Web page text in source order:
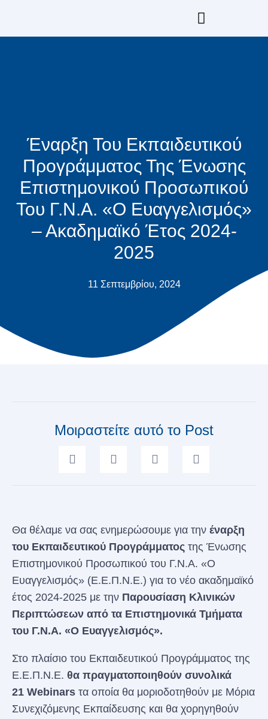
Έναρξη Του Εκπαιδευτικού
Προγράμματος Της Ένωσης
Επιστημονικού Προσωπικού
Του Γ.Ν.Α. «Ο Ευαγγελισμός»
– Ακαδημαϊκό Έτος 2024-
2025
11 Σεπτεμβρίου, 2024
Μοιραστείτε αυτό το Post
Θα θέλαμε να σας ενημερώσουμε για την έναρξη
του Εκπαιδευτικού Προγράμματος της Ένωσης
Επιστημονικού Προσωπικού του Γ.Ν.Α. «Ο
Ευαγγελισμός» (Ε.Ε.Π.Ν.Ε.) για το νέο ακαδημαϊκό
έτος 2024-2025 με την Παρουσίαση Κλινικών
Περιπτώσεων από τα Επιστημονικά Τμήματα
του Γ.Ν.Α. «Ο Ευαγγελισμός».
Στο πλαίσιο του Εκπαιδευτικού Προγράμματος της
Ε.Ε.Π.Ν.Ε. θα πραγματοποιηθούν συνολικά
21 Webinars τα οποία θα μοριοδοτηθούν με Μόρια
Συνεχιζόμενης Εκπαίδευσης και θα χορηγηθούν